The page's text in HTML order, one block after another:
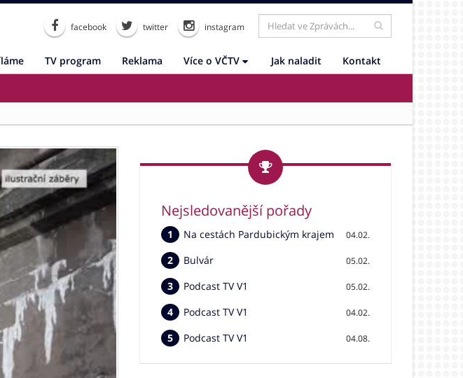
facebook twitter instagram
TV program Reklama Více o VČTV Jak naladit Kontakt
Nejsledovanější pořady
Na cestách Pardubickým krajem 04.02.
Bulvár 05.02.
Podcast TV V1 05.02.
Podcast TV V1 04.02.
Podcast TV V1 04.08.